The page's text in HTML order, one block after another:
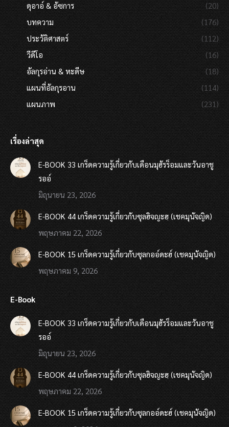
ดุอาอ์ & อัซการ
(20)
บทความ
(176)
ประวัติศาสตร์
(112)
วีดีโอ
(16)
อัลกุรอ่าน & หะดีษ
(18)
แผนที่อัลกุรอาน
(114)
แผนภาพ
(231)
เรื่องล่าสุด
E-BOOK 33 เกร็ดความรู้เกี่ยวกับเดือนมุฮัรร็อมและวันอาชู
รออ์
มิถุนายน 23, 2026
E-BOOK 44 เกร็ดความรู้เกี่ยวกับซุลฮิจญะฮฺ (เชคมุนัจญิด)
พฤษภาคม 22, 2026
E-BOOK 15 เกร็ดความรู้เกี่ยวกับซุลกออ์ดะฮ์ (เชคมุนัจญิด)
พฤษภาคม 9, 2026
E-Book
E-BOOK 33 เกร็ดความรู้เกี่ยวกับเดือนมุฮัรร็อมและวันอาชู
รออ์
มิถุนายน 23, 2026
E-BOOK 44 เกร็ดความรู้เกี่ยวกับซุลฮิจญะฮฺ (เชคมุนัจญิด)
พฤษภาคม 22, 2026
E-BOOK 15 เกร็ดความรู้เกี่ยวกับซุลกออ์ดะฮ์ (เชคมุนัจญิด)